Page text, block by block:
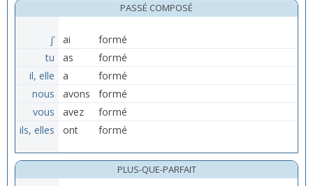
PASSÉ COMPOSÉ
j’ ai
formé
tu
as
formé
il, elle
a
formé
nous
avons
formé
vous
avez
formé
ils, elles
ont formé
PLUS-QUE-PARFAIT